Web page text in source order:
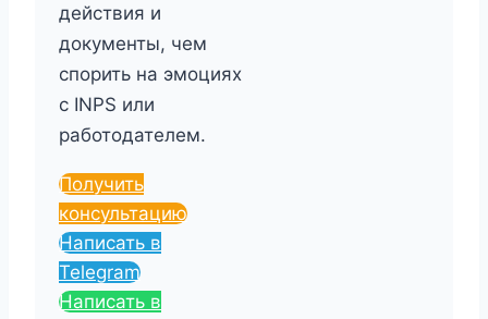
действия и
документы, чем
спорить на эмоциях
с INPS или
работодателем.
Получить
консультацию
Написать в
Telegram
Написать в